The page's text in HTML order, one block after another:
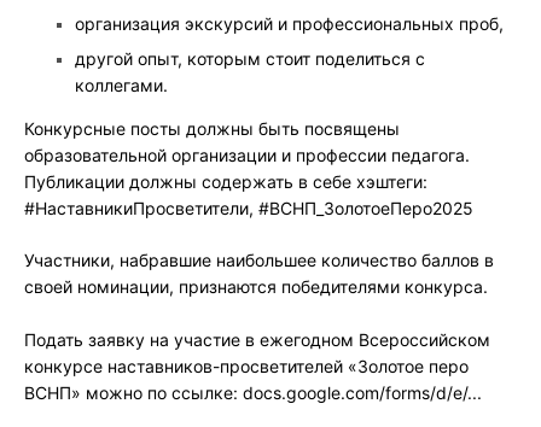
организация экскурсий и профессиональных проб,
другой опыт, которым стоит поделиться с
коллегами.
Конкурсные посты должны быть посвящены
образовательной организации и профессии педагога.
Публикации должны содержать в себе хэштеги:
#НаставникиПросветители, #ВСНП_ЗолотоеПеро2025
Участники, набравшие наибольшее количество баллов в
своей номинации, признаются победителями конкурса.
Подать заявку на участие в ежегодном Всероссийском
конкурсе наставников-просветителей «Золотое перо
ВСНП» можно по ссылке: docs.google.com/forms/d/e/...